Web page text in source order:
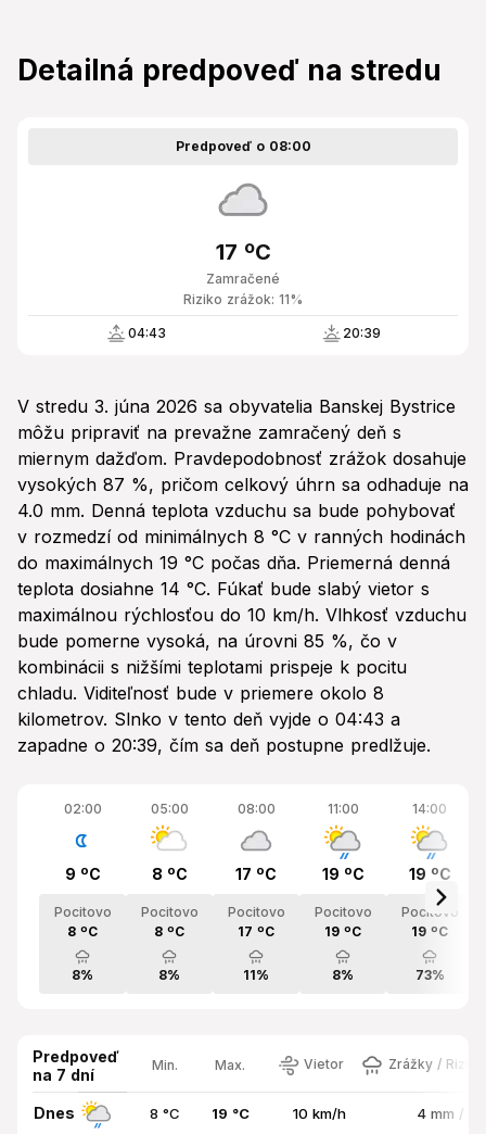
Detailná predpoveď na stredu
Predpoveď o 08:00
Zamračené
17 ºC
Riziko zrážok: 11%
04:43 20:39
V stredu 3. júna 2026 sa obyvatelia Banskej Bystrice
môžu pripraviť na prevažne zamračený deň s
miernym dažďom. Pravdepodobnosť zrážok dosahuje
vysokých 87 %, pričom celkový úhrn sa odhaduje na
4.0 mm. Denná teplota vzduchu sa bude pohybovať
v rozmedzí od minimálnych 8 °C v ranných hodinách
do maximálnych 19 °C počas dňa. Priemerná denná
teplota dosiahne 14 °C. Fúkať bude slabý vietor s
maximálnou rýchlosťou do 10 km/h. Vlhkosť vzduchu
bude pomerne vysoká, na úrovni 85 %, čo v
kombinácii s nižšími teplotami prispeje k pocitu
chladu. Viditeľnosť bude v priemere okolo 8
kilometrov. Slnko v tento deň vyjde o 04:43 a
zapadne o 20:39, čím sa deň postupne predlžuje.
02:00
9 ºC
Pocitovo
8 ºC
8%
05:00
8 ºC
Pocitovo
8 ºC
8%
08:00
17 ºC
Pocitovo
17 ºC
11%
11:00
19 ºC
Pocitovo
19 ºC
8%
14:00
19 ºC
Pocitovo
19 ºC
73%
Predpoveď
na 7 dní
Min. Max. Vietor Zrážky /
Dnes 8 °C 19 °C 10 km/h 4 mm /